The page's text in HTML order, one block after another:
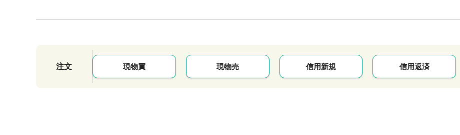
注文 現物買 現物売 信用新規 信用返済